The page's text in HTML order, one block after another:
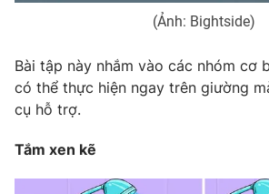
(Ảnh: Bightside)
Bài tập này nhắm vào các nhóm cơ
có thể thực hiện ngay trên giường
cụ hỗ trợ.
Tắm xen kẽ